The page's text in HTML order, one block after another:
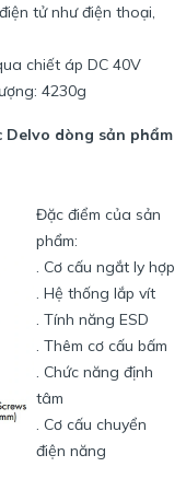
tử như điện thoại,
chiết áp DC 40V
4230g
dòng sản phẩm
Đặc điểm của sản
phẩm:
. Cơ cấu ngắt ly hợp
. Hệ thống lắp vít
. Tính năng ESD
. Thêm cơ cấu bấm
. Chức năng định
tâm
. Cơ cấu chuyển
điện năng